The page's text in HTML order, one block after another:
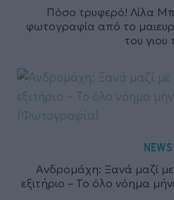
Πόσο τρυφερό! Λίλα
φωτογραφία από το
του γιου
NEWS
Ανδρομάχη: Ξανά μαζί με
εξιτήριο – Το όλο νόημα